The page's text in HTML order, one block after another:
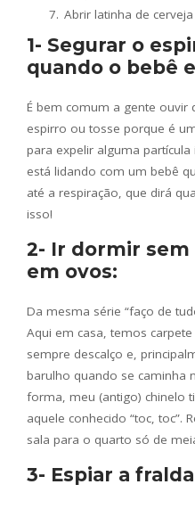
Abrir latinha de
1- Segurar o
quando o bebê
É bem comum a gente ouvir
espirro ou tosse porque é
para expelir alguma
está lidando com um bebê
até a respiração, que dirá
isso!
2- Ir dormir
em ovos:
Da mesma série “faço de
Aqui em casa, temos
sempre descalço e,
barulho quando se caminha
forma, meu (antigo) chinelo
aquele conhecido “toc, toc”.
sala para o quarto só de
3- Espiar a